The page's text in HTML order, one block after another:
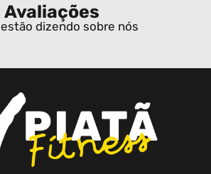
Avaliações
dizendo sobre nós